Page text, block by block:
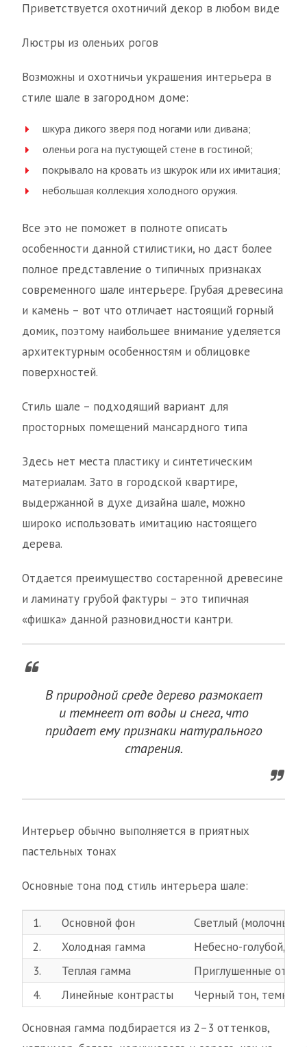
Приветствуется охотничий декор в любом виде
Люстры из оленьих рогов
Возможны и охотничьи украшения интерьера в
стиле шале в загородном доме:
шкура дикого зверя под ногами или дивана;
оленьи рога на пустующей стене в гостиной;
покрывало на кровать из шкурок или их имитация;
небольшая коллекция холодного оружия.
Все это не поможет в полноте описать
особенности данной стилистики, но даст более
полное представление о типичных признаках
современного шале интерьере. Грубая древесина
и камень – вот что отличает настоящий горный
домик, поэтому наибольшее внимание уделяется
архитектурным особенностям и облицовке
поверхностей.
Стиль шале – подходящий вариант для
просторных помещений мансардного типа
Здесь нет места пластику и синтетическим
материалам. Зато в городской квартире,
выдержанной в духе дизайна шале, можно
широко использовать имитацию настоящего
дерева.
Отдается преимущество состаренной древесине
и ламинату грубой фактуры – это типичная
«фишка» данной разновидности кантри.
В природной среде дерево размокает
и темнеет от воды и снега, что
придает ему признаки натурального
старения.
Интерьер обычно выполняется в приятных
пастельных тонах
Основные тона под стиль интерьера шале:
1. Основной фон
Светлый (молочный,
2.
Холодная гамма
Небесно-голубой,
3.
Теплая гамма
Приглушенные
4.
Линейные контрасты Черный тон, темно-
Основная гамма подбирается из 2–3 оттенков,